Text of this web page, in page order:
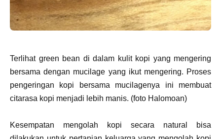
Terlihat green bean di dalam kulit kopi yang mengering
bersama dengan mucilage yang ikut mengering. Proses
pengeringan kopi bersama mucilagenya ini membuat
citarasa kopi menjadi lebih manis. (foto Halomoan)
Kesempatan mengolah kopi secara natural bisa